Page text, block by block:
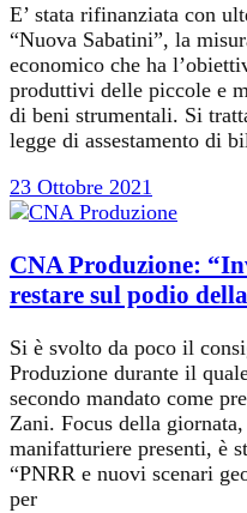
E’ stata rifinanziata con
“Nuova Sabatini”, la
economico che ha
produttivi delle piccole e
di beni strumentali. Si
legge di assestamento di
23 Ottobre 2021
CNA Produzione:
restare sul podio
Si è svolto da poco il
Produzione durante il
secondo mandato come
Zani. Focus della
manifatturiere presenti, è
“PNRR e nuovi scenari
per